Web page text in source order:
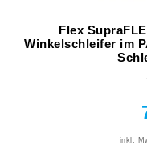
Flex
Winkelschleifer im
inkl.